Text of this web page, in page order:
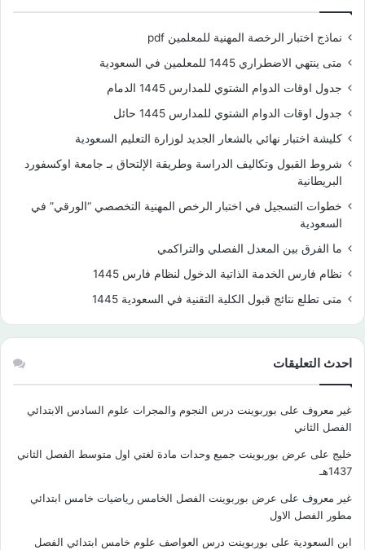
نماذج اختبار الرخصة المهنية للمعلمين pdf
متى ينتهي الاضطراري 1445 للمعلمين في السعودية
جدول اوقات الدوام الشتوي للمدارس 1445 الدمام
جدول اوقات الدوام الشتوي للمدارس 1445 حائل
كليشة اختبار نهائي بالشعار الجديد لوزارة التعليم السعودية
شروط القبول وتكاليف الدراسة وطريقة الإلتحاق بـ جامعة اوكسفورد
البريطانية
خطوات التسجيل في اختبار الرخص المهنية التخصصي “الورقي” في
السعودية
ما الفرق بين المعدل الفصلي والتراكمي
نظام فارس الخدمة الذاتية الدخول لنظام فارس 1445
متى تطلع نتائج قبول الكلية التقنية في السعودية 1445
احدث التعليقات
غير معروف على بوربوينت درس النجوم والمجرات علوم السادس الابتدائي
الفصل الثاني
خليج على عرض بوربوينت جميع وحدات مادة لغتي اول متوسط الفصل الثاني
1437هـ
غير معروف على عرض بوربوينت الفصل الخامس رياضيات خامس ابتدائي
مطور الفصل الاول
ابن السعودية على بوربوينت درس العواصف علوم خامس ابتدائي الفصل